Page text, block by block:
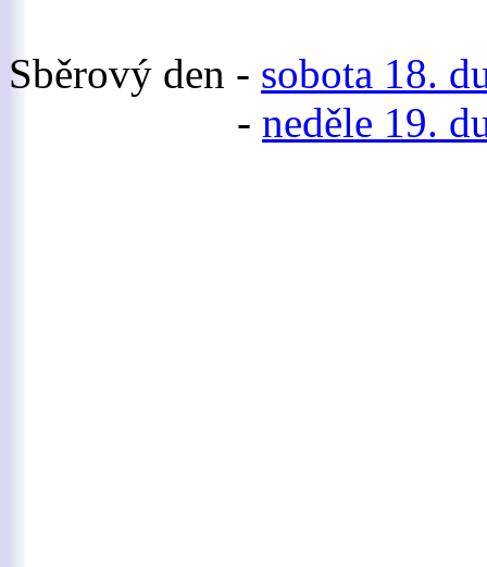
Sběrový den - sobota 18.
- neděle 19.